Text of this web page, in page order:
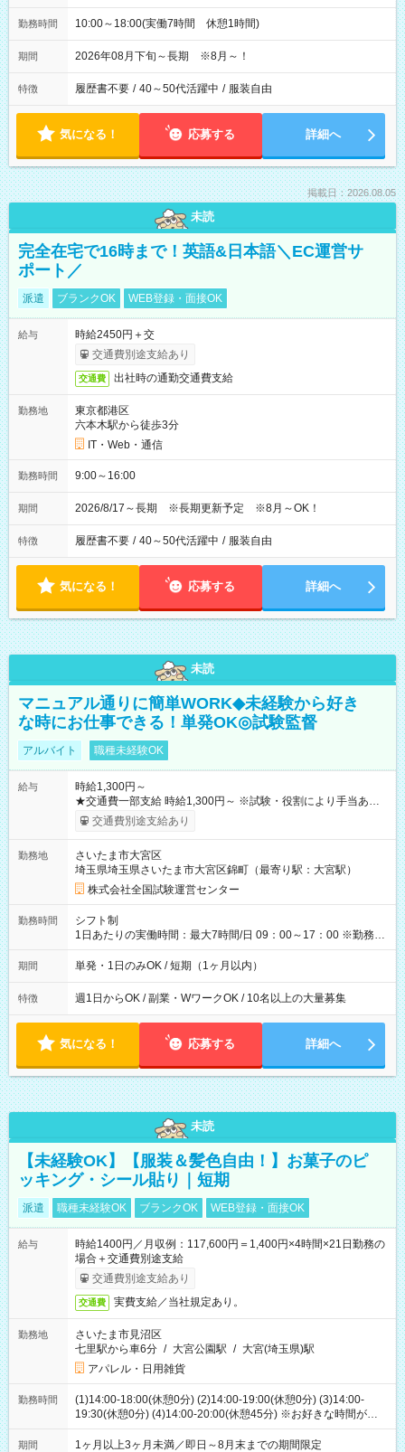
勤務時間 10:00～18:00(実働7時間 休憩1時間)
期間 2026年08月下旬～長期 ※8月～！
特徴 履歴書不要 / 40～50代活躍中 / 服装自由
気になる！ 応募する 詳細へ
掲載日：2026.08.05
未読
完全在宅で16時まで！英語&日本語＼EC運営サ
ポート／
派遣 ブランクOK WEB登録・面接OK
給与
時給2450円＋交
交通費別途支給あり
交通費 出社時の通勤交通費支給
勤務地
東京都港区
六本木駅から徒歩3分
IT・Web・通信
勤務時間 9:00～16:00
期間 2026/8/17～長期 ※長期更新予定 ※8月～OK！
特徴 履歴書不要 / 40～50代活躍中 / 服装自由
気になる！ 応募する 詳細へ
未読
マニュアル通りに簡単WORK◆未経験から好き
な時にお仕事できる！単発OK◎試験監督
アルバイト 職種未経験OK
給与
時給1,300円～
★交通費一部支給 時給1,300円～ ※試験・役割により手当あり
※勤務回数により昇給あり 【即給（前払い）オプションあ
り！】 希望される場合、勤務から1週間ほどで給与の一部を受け
例】 ・河合塾模擬試験 8:30～17:30（休憩1時間） 時給1,300円
×8時間＝日収10,400円＋交通費 ※当日の役割により時給＋100
円の場合あり ・国家試験 7:00～13:30（休憩なし） 時給1,300
円（役割手当＋100円）×6時間＝日収8,400円＋交通費 【試用期
間】試用期間なし
交通費別途支給あり
勤務地
さいたま市大宮区
埼玉県埼玉県さいたま市大宮区錦町（最寄り駅：大宮駅）
株式会社全国試験運営センター
勤務時間
シフト制
1日あたりの実働時間：最大7時間/日 09：00～17：00 ※勤務時
間は 試験により異なります。
期間 単発・1日のみOK / 短期（1ヶ月以内）
特徴 週1日からOK / 副業・WワークOK / 10名以上の大量募集
気になる！ 応募する 詳細へ
未読
【未経験OK】【服装＆髪色自由！】お菓子のピ
ッキング・シール貼り｜短期
派遣 職種未経験OK ブランクOK WEB登録・面接OK
給与
時給1400円／月収例：117,600円＝1,400円×4時間×21日勤務の
場合＋交通費別途支給
交通費別途支給あり
交通費 実費支給／当社規定あり。
勤務地
さいたま市見沼区
七里駅から車6分 / 大宮公園駅 / 大宮(埼玉県)駅
アパレル・日用雑貨
勤務時間
(1)14:00-18:00(休憩0分) (2)14:00-19:00(休憩0分) (3)14:00-
19:30(休憩0分) (4)14:00-20:00(休憩45分) ※お好きな時間が選べ
ます
期間 1ヶ月以上3ヶ月未満／即日～8月末までの期間限定